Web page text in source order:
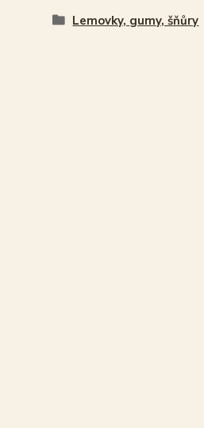
Lemovky, gumy, šňůry